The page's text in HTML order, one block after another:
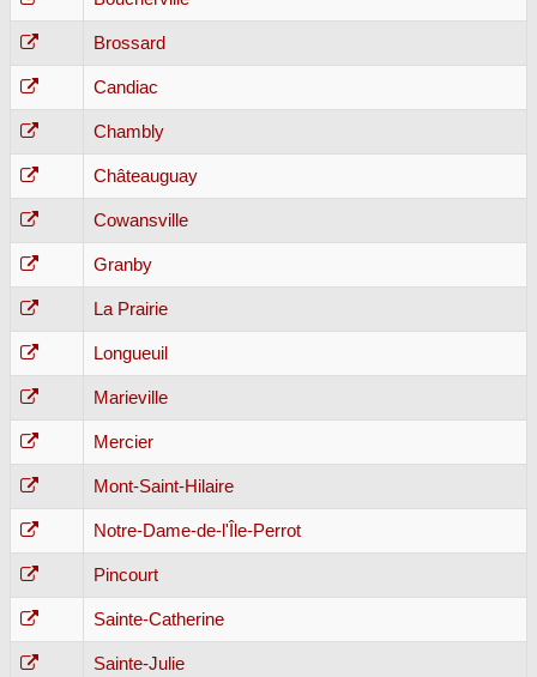
Brossard
Candiac
Chambly
Châteauguay
Cowansville
Granby
La Prairie
Longueuil
Marieville
Mercier
Mont-Saint-Hilaire
Notre-Dame-de-l'Île-Perrot
Pincourt
Sainte-Catherine
Sainte-Julie